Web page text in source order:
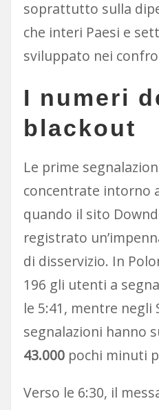
soprattutto sulla
che interi Paesi e
sviluppato nei
I numeri
blackout
Le prime
concentrate intorno
quando il sito
registrato
di disservizio. In
196 gli utenti a
le 5:41, mentre negli
segnalazioni hanno
43.000pochi minuti
Verso le 6:30, il